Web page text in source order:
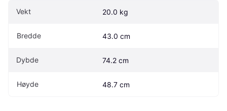
Vekt 20.0 kg
Bredde 43.0 cm
Dybde 74.2 cm
Høyde 48.7 cm